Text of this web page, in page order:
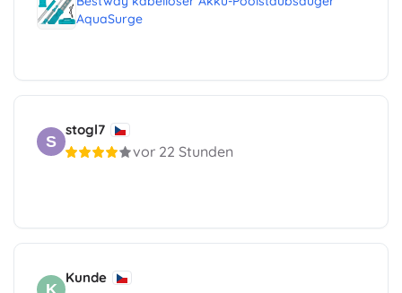
AquaSurge
S
stogl7
vor 22 Stunden
K
Kunde